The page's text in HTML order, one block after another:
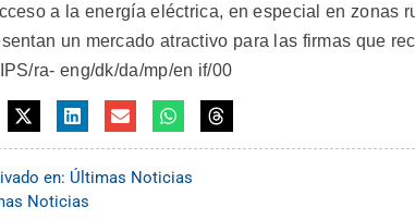
a la energía eléctrica, en especial en zonas
un mercado atractivo para las firmas que
ra- eng/dk/da/mp/en if/00
en: Últimas Noticias
Noticias